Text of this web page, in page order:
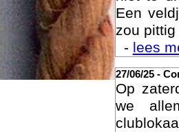
Een
zou
- lees
27/06/25 -
Op
we